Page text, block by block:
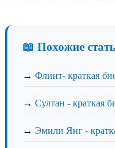
📖 Похожие
→ Флинт- краткая
→ Султан - краткая
→ Эмили Янг -